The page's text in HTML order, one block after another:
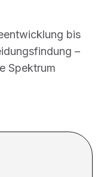
bis
–
Spektrum